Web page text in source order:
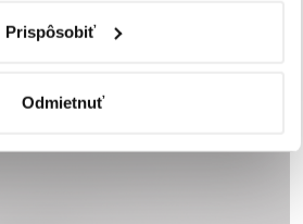
Prispôsobiť
Odmietnuť
navyše garantuje dlhú životnosť